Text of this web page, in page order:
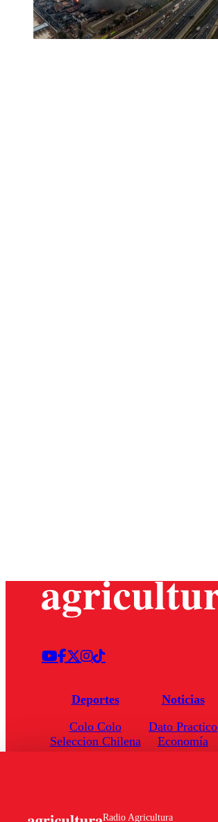
Radio Agricultura
Deportes
Colo Colo
Seleccion Chilena
Noticias
Dato Practico
Economía